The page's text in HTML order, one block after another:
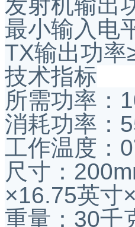
最小输入电
TX输出功率
技术指标
所需功率：
消耗功率：
工作温度
尺寸：
×16.75英寸
重量：30千